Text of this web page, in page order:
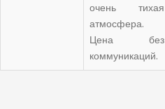
очень тихая
атмосфера.
Цена без
коммуникаций.